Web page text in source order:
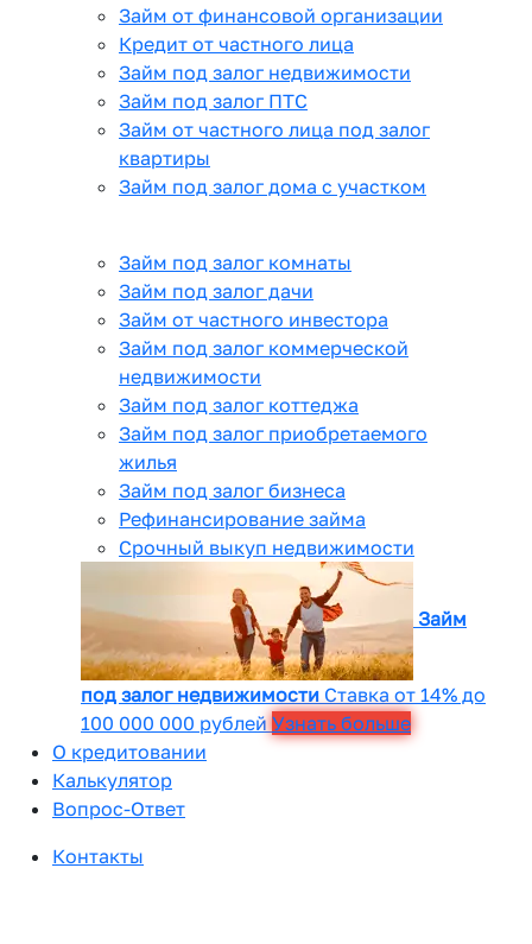
Займ от финансовой организации
Кредит от частного лица
Займ под залог недвижимости
Займ под залог ПТС
Займ от частного лица под залог
квартиры
Займ под залог дома с участком
Займ под залог комнаты
Займ под залог дачи
Займ от частного инвестора
Займ под залог коммерческой
недвижимости
Займ под залог коттеджа
Займ под залог приобретаемого
жилья
Займ под залог бизнеса
Рефинансирование займа
Срочный выкуп недвижимости
Займ
под залог недвижимости Ставка от 14% до
100 000 000 рублей Узнать больше
О кредитовании
Калькулятор
Вопрос-Ответ
Контакты